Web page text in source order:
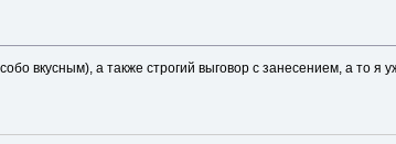
вкусным), а также строгий выговор с занесением, а то я